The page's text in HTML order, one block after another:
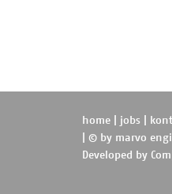
home jobs
| © by marvo
Developed by